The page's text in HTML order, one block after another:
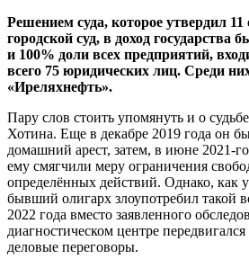
Решением суда, которое утвердил
городской суд, в доход
и 100% доли всех предприятий,
всего 75 юридических лиц. Среди
«Иреляхнефть».
Пару слов стоить упомянуть и о
Хотина. Еще в декабре 2019 года он
домашний арест, затем, в июне 2021-
ему смягчили меру ограничения
определённых действий. Однако, как
бывший олигарх злоупотребил такой
2022 года вместо заявленного
диагностическом центре
деловые переговоры.